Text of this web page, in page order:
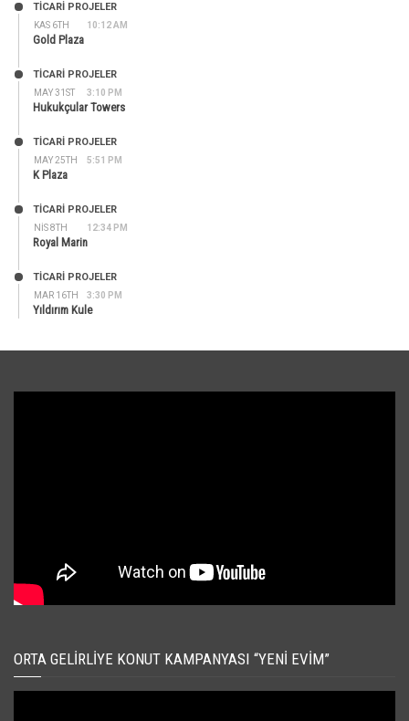
KAS 6TH 10:12 AM
TİCARİ PROJELER
Gold Plaza
MAY 31ST 3:10 PM
TİCARİ PROJELER
Hukukçular Towers
MAY 25TH 5:51 PM
TİCARİ PROJELER
K Plaza
NIS 8TH 12:34 PM
TİCARİ PROJELER
Royal Marin
MAR 16TH 3:30 PM
TİCARİ PROJELER
Yıldırım Kule
ORTA GELIRLIYE KONUT KAMPANYASI “YENI EVIM”